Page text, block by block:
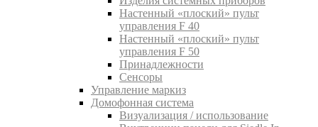
Настенный «плоский» пульт
управления F 40
Настенный «плоский» пульт
управления F 50
Принадлежности
Сенсоры
Управление маркиз
Домофонная система
Визуализация / использование